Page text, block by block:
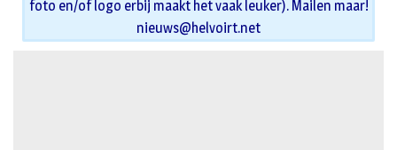
foto en/of logo erbij maakt het vaak leuker). Mailen maar!
nieuws@helvoirt.net